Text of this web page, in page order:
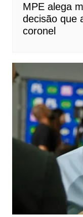
MPE alega
decisão que
coronel